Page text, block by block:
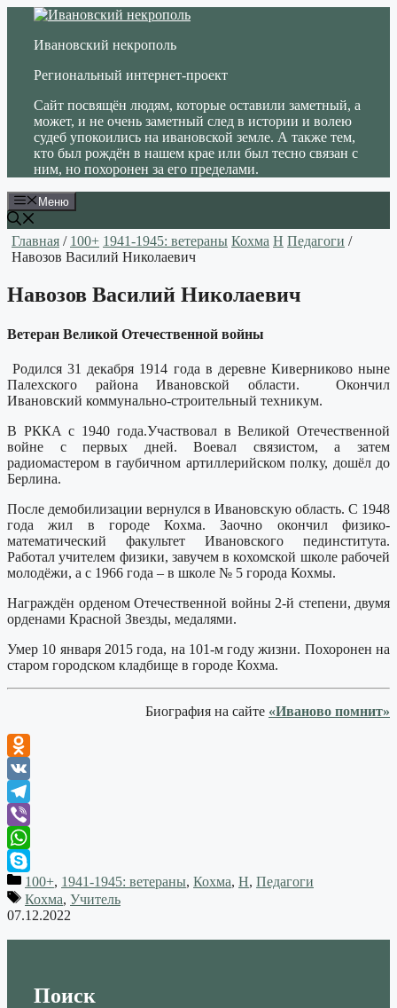
Перейти
содержимому
Ивановский некрополь
Региональный интернет-проект
Сайт посвящён людям, которые оставили заметный, а
может, и не очень заметный след в истории и волею
судеб упокоились на ивановской земле. А также тем,
кто был рождён в нашем крае или был тесно связан с
ним, но похоронен за его пределами.
Меню
Главная / 100+ 1941-1945: ветераны Кохма Н Педагоги /
Навозов Василий Николаевич
Навозов Василий Николаевич
Ветеран Великой Отечественной войны
Родился 31 декабря 1914 года в деревне Киверниково ныне
Палехского района Ивановской области. Окончил
Ивановский коммунально-строительный техникум.
В РККА с 1940 года.Участвовал в Великой Отечественной
войне с первых дней. Воевал связистом, а затем
радиомастером в гаубичном артиллерийском полку, дошёл до
Берлина.
После демобилизации вернулся в Ивановскую область. С 1948
года жил в городе Кохма. Заочно окончил физико-
математический факультет Ивановского пединститута.
Работал учителем физики, завучем в кохомской школе рабочей
молодёжи, а с 1966 года – в школе № 5 города Кохмы.
Награждён орденом Отечественной войны 2-й степени, двумя
орденами Красной Звезды, медалями.
Умер 10 января 2015 года, на 101-м году жизни. Похоронен на
старом городском кладбище в городе Кохма.
Биография на сайте «Иваново помнит»
Odnoklassniki
VK
Telegram
Viber
WhatsApp
Skype
100+, 1941-1945: ветераны, Кохма, Н, Педагоги
Кохма, Учитель
07.12.2022
Поиск